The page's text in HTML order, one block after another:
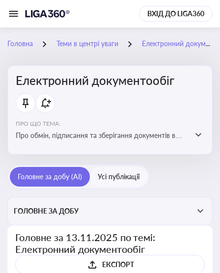
ВХІД ДО LIGA360
Головна Теми в центрі уваги Електронний документообіг
Електронний документообіг
ПРО ЩО ТЕМА:
Про обмін, підписання та зберігання документів в
Головне за добу (AI) Усі публікації
ГОЛОВНЕ ЗА ДОБУ
Головне за 13.11.2025 по темі:
Електронний документообіг
ЕКСПОРТ